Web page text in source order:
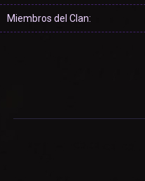
Miembros del Clan: